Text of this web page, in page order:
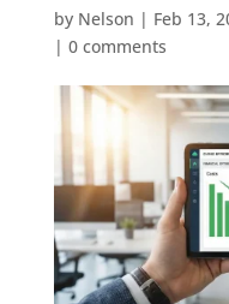
by Nelson | Feb 13,
| 0 comments